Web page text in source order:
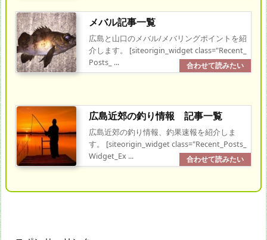
メバル記事一覧
広島と山口のメバル/メバリングポイントを紹
介します。 [siteorigin_widget class="Recent_
Posts_ ...
広島近郊の釣り情報 記事一覧
広島近郊の釣り情報、釣果速報を紹介しま
す。 [siteorigin_widget class="Recent_Posts_
Widget_Ex ...